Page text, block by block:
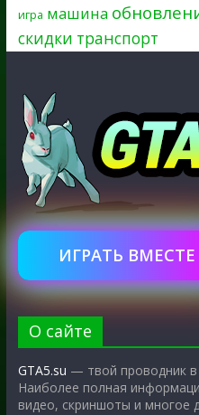
игра машина
скидки транспорт
ИГРАТЬ ВМЕСТЕ
О сайте
GTA5.su — твой проводник в
Наиболее полная
видео, скриншоты и многое